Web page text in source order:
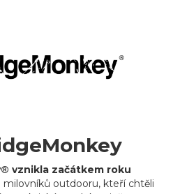
vznikla začátkem roku
milovníků outdooru, kteří chtěli